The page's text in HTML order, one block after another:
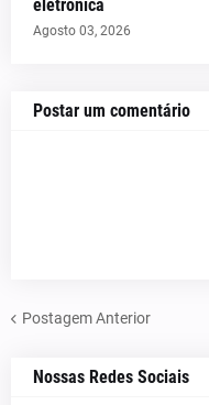
eletrônica
Agosto 03, 2026
Postar um comentário
Postagem Anterior
Nossas Redes Sociais